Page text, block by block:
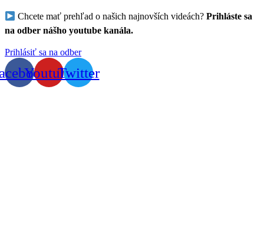
Chcete mať prehľad o našich najnovších videách? Prihláste sa
na odber nášho youtube kanála.
Prihlásiť sa na odber
YoutubeTwitter